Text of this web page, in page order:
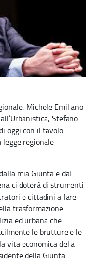
Michele Emiliano
Stefano
oggi con il tavolo
legge regionale
mia Giunta e dal
ci doterà di strumenti
e cittadini a fare
trasformazione
ed urbana che
le brutture e le
vita economica della
della Giunta